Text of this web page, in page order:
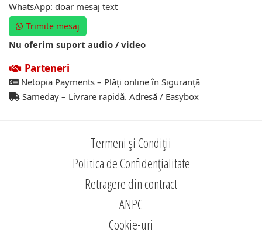
WhatsApp: doar mesaj text
Trimite mesaj
Nu oferim suport audio / video
Parteneri
Netopia Payments – Plăți online în Siguranță
Sameday – Livrare rapidă. Adresă / Easybox
Termeni și Condiții
Politica de Confidențialitate
Retragere din contract
ANPC
Cookie-uri